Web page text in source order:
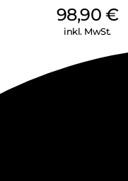
98,90 €
inkl. MwSt.